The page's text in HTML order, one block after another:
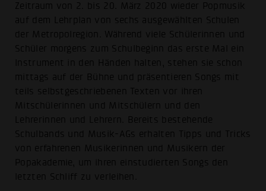
Zeitraum von 2. bis 20. März 2020 wieder Popmusik
auf dem Lehrplan von sechs ausgewählten Schulen
der Metropolregion. Während viele Schülerinnen und
Schüler morgens zum Schulbeginn das erste Mal ein
Instrument in den Händen halten, stehen sie schon
mittags auf der Bühne und präsentieren Songs mit
teils selbstgeschriebenen Texten vor ihren
Mitschülerinnen und Mitschülern und den
Lehrerinnen und Lehrern. Bereits bestehende
Schulbands und Musik-AGs erhalten Tipps und Tricks
von erfahrenen Musikerinnen und Musikern der
Popakademie, um ihren einstudierten Songs den
letzten Schliff zu verleihen.